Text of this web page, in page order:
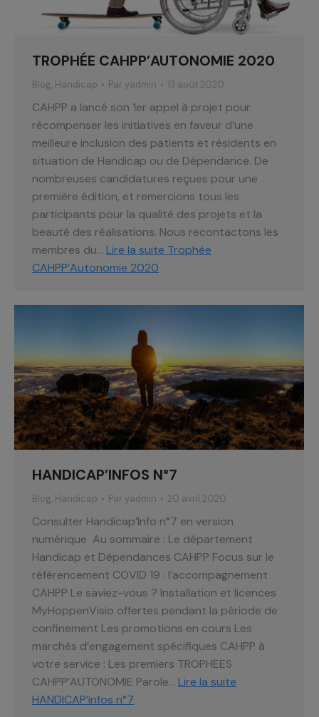
TROPHÉE CAHPP’AUTONOMIE 2020
Blog, Handicap Par yadmin 13 août 2020
CAHPP a lancé son 1er appel à projet pour
récompenser les initiatives en faveur d’une
meilleure inclusion des patients et résidents en
situation de Handicap ou de Dépendance. De
nombreuses candidatures reçues pour une
première édition, et remercions tous les
participants pour la qualité des projets et la
beauté des réalisations. Nous recontactons les
membres du… Lire la suite Trophée
CAHPP’Autonomie 2020
HANDICAP’INFOS N°7
Blog, Handicap Par yadmin 20 avril 2020
Consulter Handicap’Info n°7 en version
numérique Au sommaire : Le département
Handicap et Dépendances CAHPP Focus sur le
référencement COVID 19 : l’accompagnement
CAHPP Le saviez-vous ? Installation et licences
MyHoppenVisio offertes pendant la période de
confinement Les promotions en cours Les
marchés d’engagement spécifiques CAHPP à
votre service : Les premiers TROPHEES
CAHPP’AUTONOMIE Parole… Lire la suite
HANDICAP’infos n°7